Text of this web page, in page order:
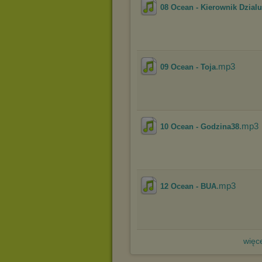
08 Ocean - Kierownik
09 Ocean - Toja.mp3
10 Ocean - Godzina38.mp3
12 Ocean - BUA.mp3